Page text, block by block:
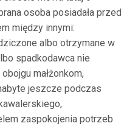
osoba posiadała przed
między innymi:
albo otrzymane w
spadkodawca nie
małżonkom,
jeszcze podczas
zaspokojenia potrzeb